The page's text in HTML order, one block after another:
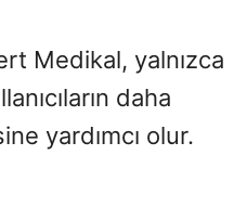
Medikal, yalnızca
daha
yardımcı olur.